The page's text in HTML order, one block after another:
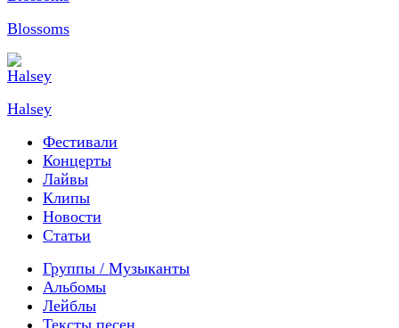
Blossoms
Halsey
Фестивали
Концерты
Лайвы
Клипы
Новости
Статьи
Группы / Музыканты
Альбомы
Лейблы
Тексты песен